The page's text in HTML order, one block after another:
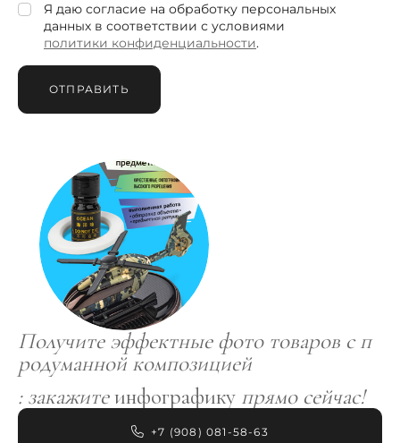
Я даю согласие на обработку персональных
данных в соответствии с условиями
политики конфиденциальности.
ОТПРАВИТЬ
Получите эффектные фото товаров с п
родуманной композицией
: закажитеинфографику прямо сейчас!
+7 (908) 081-58-63